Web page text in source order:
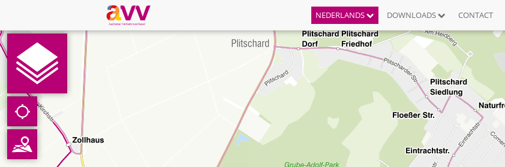
NEDERLANDS DOWNLOADS CONTACT